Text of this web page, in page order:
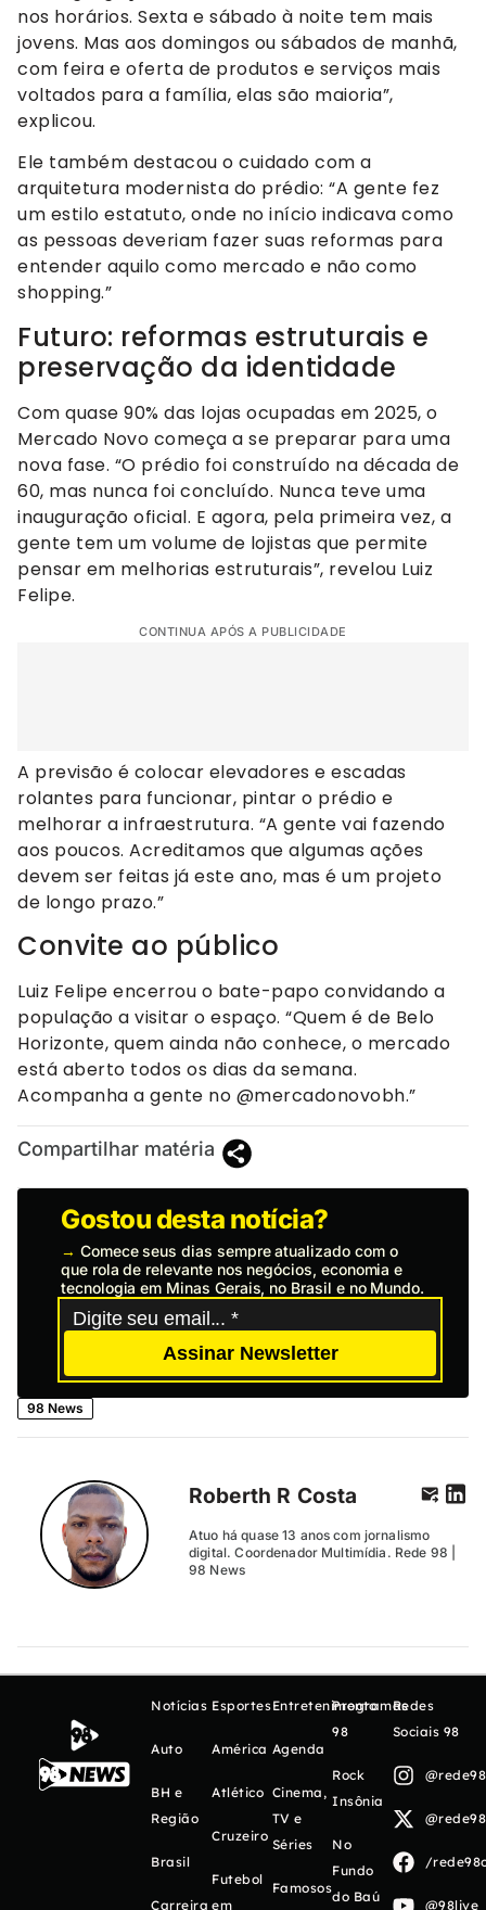
nos horários. Sexta e sábado à noite tem mais
jovens. Mas aos domingos ou sábados de manhã,
com feira e oferta de produtos e serviços mais
voltados para a família, elas são maioria”,
explicou.
Ele também destacou o cuidado com a
arquitetura modernista do prédio: “A gente fez
um estilo estatuto, onde no início indicava como
as pessoas deveriam fazer suas reformas para
entender aquilo como mercado e não como
shopping.”
Futuro: reformas estruturais e
preservação da identidade
Com quase 90% das lojas ocupadas em 2025, o
Mercado Novo começa a se preparar para uma
nova fase. “O prédio foi construído na década de
60, mas nunca foi concluído. Nunca teve uma
inauguração oficial. E agora, pela primeira vez, a
gente tem um volume de lojistas que permite
pensar em melhorias estruturais”, revelou Luiz
Felipe.
CONTINUA APÓS A PUBLICIDADE
A previsão é colocar elevadores e escadas
rolantes para funcionar, pintar o prédio e
melhorar a infraestrutura. “A gente vai fazendo
aos poucos. Acreditamos que algumas ações
devem ser feitas já este ano, mas é um projeto
de longo prazo.”
Convite ao público
Luiz Felipe encerrou o bate-papo convidando a
população a visitar o espaço. “Quem é de Belo
Horizonte, quem ainda não conhece, o mercado
está aberto todos os dias da semana.
Acompanha a gente no @mercadonovobh.”
Compartilhar matéria
Gostou desta notícia?
→ Comece seus dias sempre atualizado com o
que rola de relevante nos negócios, economia e
tecnologia em Minas Gerais, no Brasil e no Mundo.
Assinar Newsletter
98 News
Roberth R Costa
Atuo há quase 13 anos com jornalismo
digital. Coordenador Multimídia. Rede 98 |
98 News
Notícias
Auto
BH e
Região
Brasil
Carreira
Esportes
América
Atlético
Cruzeiro
Futebol
em
Entretenimento
Agenda
Cinema,
TV e
Séries
Famosos
Programas
98
Rock
Insônia
No
Fundo
do Baú
Redes
Sociais 98
/
@98live